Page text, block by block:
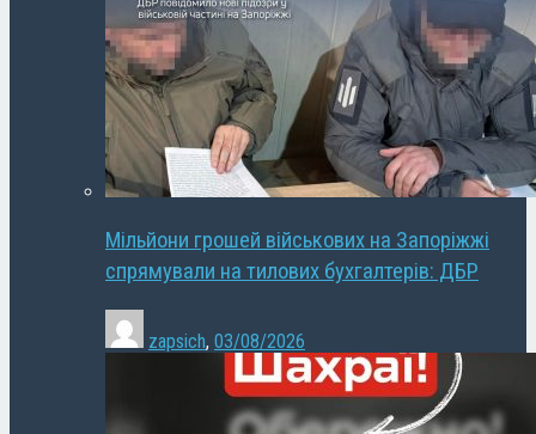
Мільйони грошей військових на Запоріжжі
спрямували на тилових бухгалтерів: ДБР
zapsich, 03/08/2026